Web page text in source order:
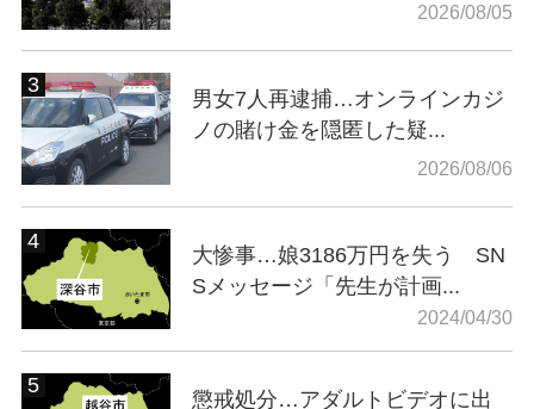
2026/08/05
男女7人再逮捕…オンラインカジ
ノの賭け金を隠匿した疑...
2026/08/06
大惨事…娘3186万円を失う SN
Sメッセージ「先生が計画...
2024/04/30
懲戒処分…アダルトビデオに出